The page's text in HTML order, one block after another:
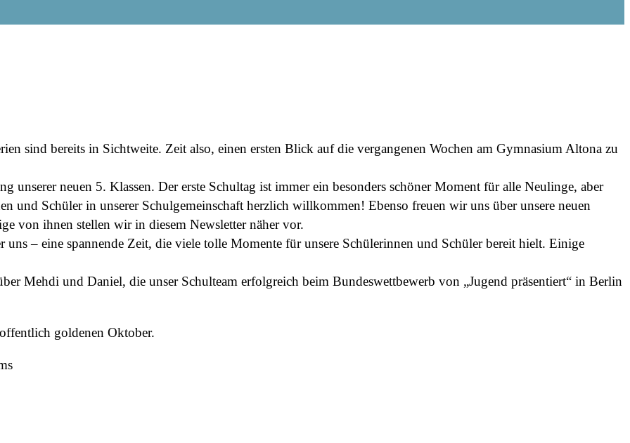
sind bereits in Sichtweite. Zeit also, einen ersten Blick auf die vergangenen Wochen am Gymnasium Altona zu
neuen 5. Klassen. Der erste Schultag ist immer ein besonders schöner Moment für alle Neulinge, aber
und Schüler in unserer Schulgemeinschaft herzlich willkommen! Ebenso freuen wir uns über unsere neuen
von ihnen stellen wir in diesem Newsletter näher vor.
– eine spannende Zeit, die viele tolle Momente für unsere Schülerinnen und Schüler bereit hielt. Einige
Mehdi und Daniel, die unser Schulteam erfolgreich beim Bundeswettbewerb von „Jugend präsentiert“ in Berlin
goldenen Oktober.